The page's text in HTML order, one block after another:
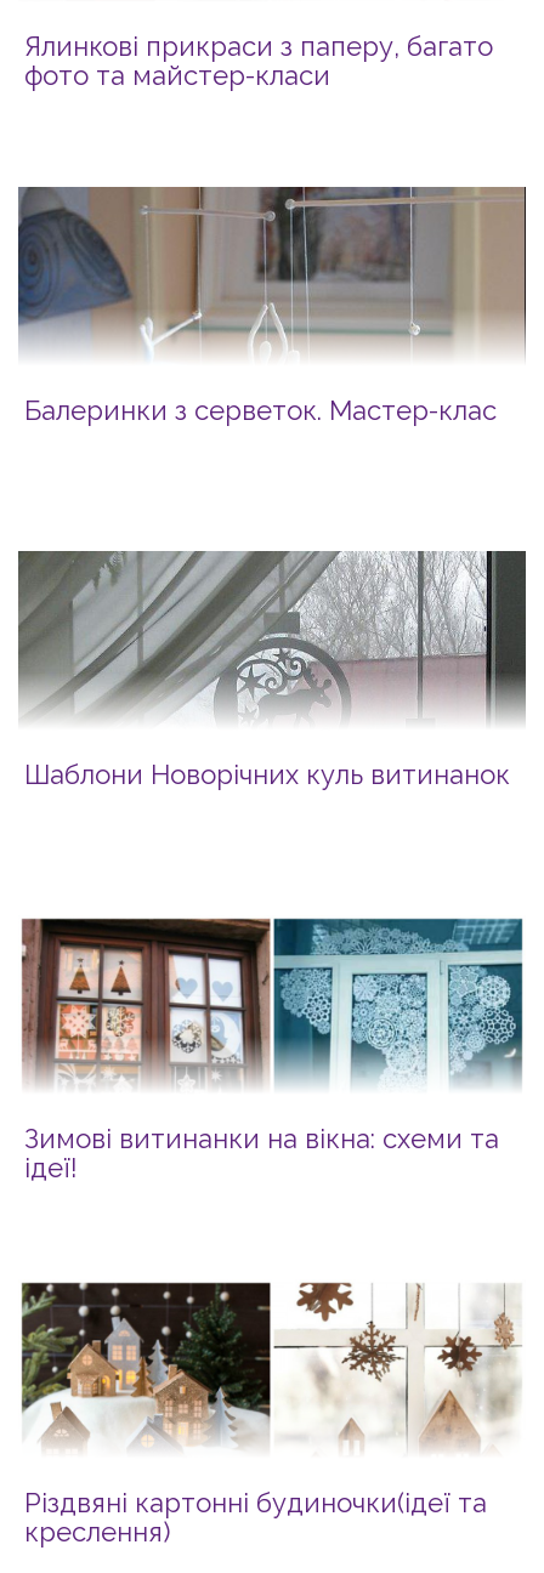
Ялинкові прикраси з паперу, багато
фото та майстер-класи
Балеринки з серветок. Мастер-клас
Шаблони Новорічних куль витинанок
Зимові витинанки на вікна: схеми та
ідеї!
Різдвяні картонні будиночки(ідеї та
креслення)